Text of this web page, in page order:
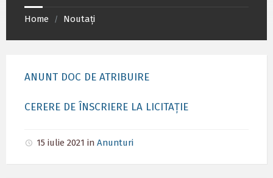
Home / Noutați
ANUNT DOC DE ATRIBUIRE
CERERE DE ÎNSCRIERE LA LICITAȚIE
15 iulie 2021 in Anunturi